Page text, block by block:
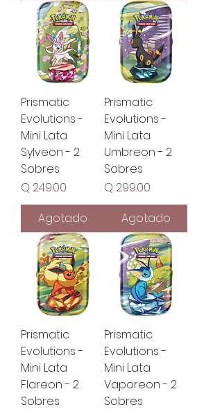
Prismatic
Evolutions -
Mini Lata
Sylveon - 2
Sobres
Precio
Q 249.00
Agotado
Prismatic
Evolutions -
Mini Lata
Umbreon - 2
Sobres
Precio
Q 299.00
Agotado
Prismatic
Evolutions -
Mini Lata
Flareon - 2
Sobres
Prismatic
Evolutions -
Mini Lata
Vaporeon - 2
Sobres